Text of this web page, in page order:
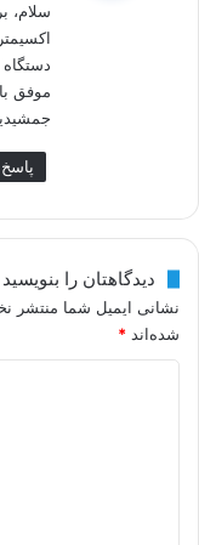
سلام،
موفق
پاسخ
دیدگاهتان را بنویسید
نشانی ایمیل شما منتشر
شده‌اند *